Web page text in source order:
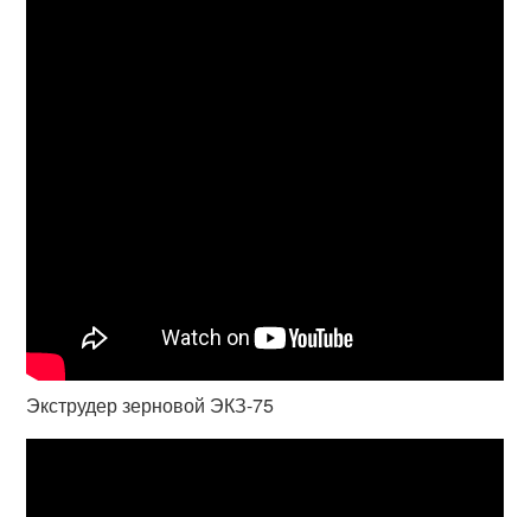
Экструдер зерновой ЭКЗ-75